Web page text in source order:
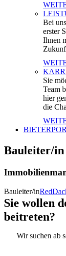
Bei
erster
Ihnen
Sie
Team
hier
die
Bauleiter/in
Bauleiter/in
Sie wollen
beitreten?
Wir suchen ab